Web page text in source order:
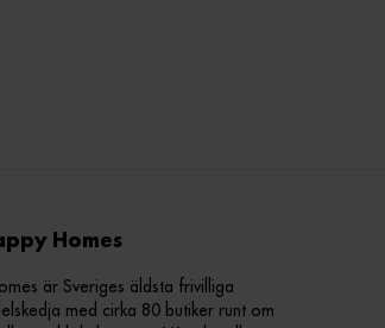
Homes
är Sveriges äldsta frivilliga
med cirka 80 butiker runt om